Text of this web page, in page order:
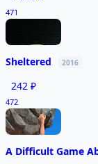
471
Sheltered 2016
242 ₽
472
A Difficult Game